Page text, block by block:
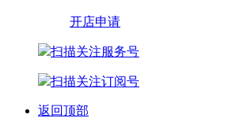
开店申请
扫描关注服务号
扫描关注订阅号
返回顶部